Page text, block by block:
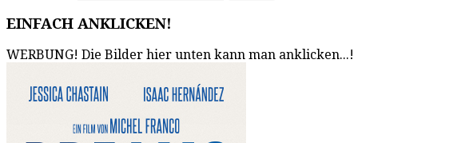
EINFACH ANKLICKEN!
WERBUNG! Die Bilder hier unten kann man anklicken...!